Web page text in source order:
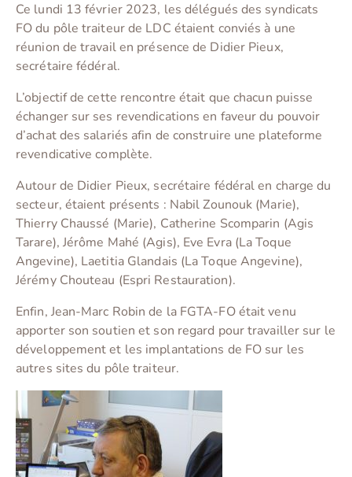
Ce lundi 13 février 2023, les délégués des syndicats
FO du pôle traiteur de LDC étaient conviés à une
réunion de travail en présence de Didier Pieux,
secrétaire fédéral.
L’objectif de cette rencontre était que chacun puisse
échanger sur ses revendications en faveur du pouvoir
d’achat des salariés afin de construire une plateforme
revendicative complète.
Autour de Didier Pieux, secrétaire fédéral en charge du
secteur, étaient présents : Nabil Zounouk (Marie),
Thierry Chaussé (Marie), Catherine Scomparin (Agis
Tarare), Jérôme Mahé (Agis), Eve Evra (La Toque
Angevine), Laetitia Glandais (La Toque Angevine),
Jérémy Chouteau (Espri Restauration).
Enfin, Jean-Marc Robin de la FGTA-FO était venu
apporter son soutien et son regard pour travailler sur le
développement et les implantations de FO sur les
autres sites du pôle traiteur.